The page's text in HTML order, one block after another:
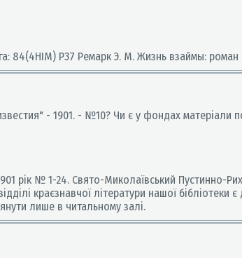
84(4НІМ) Р37 Ремарк Э. М. Жизнь взаймы: роман
- 1901. - №10? Чи є у фондах матеріали
рік № 1-24. Свято-Миколаївський Пустинно-
краєзнавчої літератури нашої бібліотеки
лише в читальному залі.